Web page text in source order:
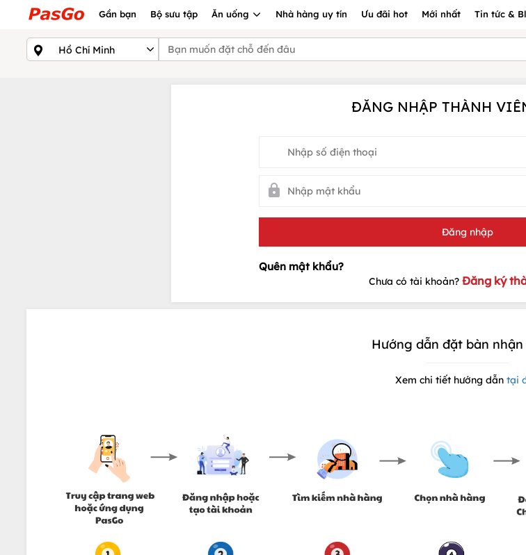
Gần bạn Bộ sưu tập Ăn uống Nhà hàng uy tín Ưu đãi hot Mới nhất Tin tức &
ĐĂNG NHẬP THÀNH
Chưa có tài khoản? Đăng ký
Hướng dẫn đặt bàn
Xem chi tiết hướng dẫn tại